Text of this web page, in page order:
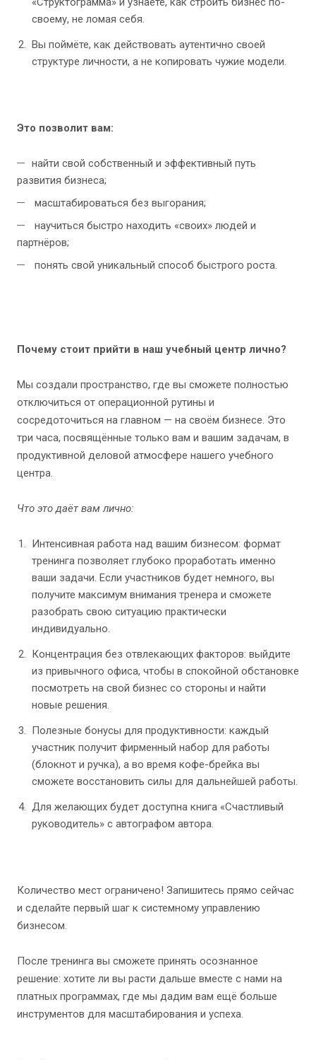
своему, не ломая себя.
Вы поймёте, как действовать аутентично своей
структуре личности, а не копировать чужие модели.
Это позволит вам:
найти свой собственный и эффективный путь
развития бизнеса;
масштабироваться без выгорания;
научиться быстро находить «своих» людей и
партнёров;
понять свой уникальный способ быстрого роста.
Почему стоит прийти в наш учебный центр лично?
Мы создали пространство, где вы сможете полностью
отключиться от операционной рутины и
сосредоточиться на главном — на своём бизнесе. Это
три часа, посвящённые только вам и вашим задачам, в
продуктивной деловой атмосфере нашего учебного
центра.
Что это даёт вам лично:
Интенсивная работа над вашим бизнесом: формат
тренинга позволяет глубоко проработать именно
ваши задачи. Если участников будет немного, вы
получите максимум внимания тренера и сможете
разобрать свою ситуацию практически
индивидуально.
Концентрация без отвлекающих факторов: выйдите
из привычного офиса, чтобы в спокойной обстановке
посмотреть на свой бизнес со стороны и найти
новые решения.
Полезные бонусы для продуктивности: каждый
участник получит фирменный набор для работы
(блокнот и ручка), а во время кофе-брейка вы
сможете восстановить силы для дальнейшей работы.
Для желающих будет доступна книга «Счастливый
руководитель» с автографом автора.
Количество мест ограничено! Запишитесь прямо сейчас
и сделайте первый шаг к системному управлению
бизнесом.
После тренинга вы сможете принять осознанное
решение: хотите ли вы расти дальше вместе с нами на
платных программах, где мы дадим вам ещё больше
инструментов для масштабирования и успеха.